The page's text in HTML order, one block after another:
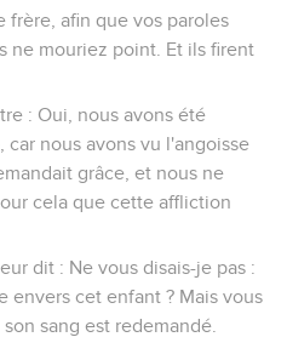
frère, afin que vos paroles
ne mouriez point. Et ils firent
: Oui, nous avons été
nous avons vu l'angoisse
grâce, et nous ne
cela que cette affliction
dit : Ne vous disais-je pas :
envers cet enfant ? Mais vous
sang est redemandé.